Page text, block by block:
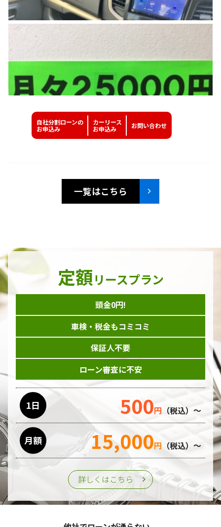
自社分割ローンの
お申込み
カーリース
お申込み
お問い合わせ
一覧はこちら
定額リースプラン
頭金0円!
車検・税金もコミコミ
保証人不要
ローン審査に不安
1日 500円 （税込）～
月額 15,000円 （税込）～
詳しくはこちら